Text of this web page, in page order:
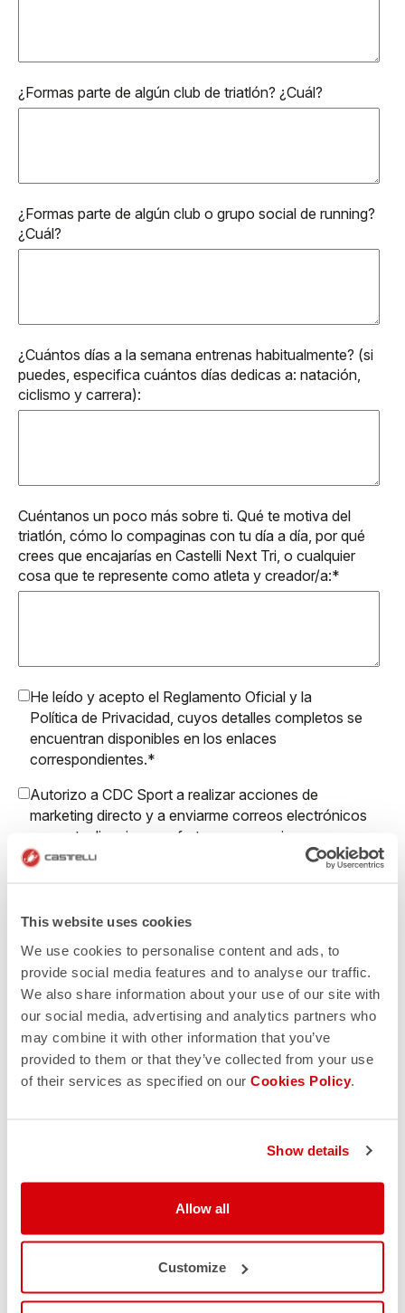
This website uses cookies
We use cookies to personalise content and ads, to
provide social media features and to analyse our traffic.
We also share information about your use of our site with
our social media, advertising and analytics partners who
may combine it with other information that you’ve
provided to them or that they’ve collected from your use
of their services as specified on our Cookies Policy.
Show details
Allow all
Customize
¿Formas parte de algún club de triatlón? ¿Cuál?
¿Formas parte de algún club o grupo social de running?
¿Cuál?
¿Cuántos días a la semana entrenas habitualmente? (si
puedes, especifica cuántos días dedicas a: natación,
ciclismo y carrera):
Cuéntanos un poco más sobre ti. Qué te motiva del
triatlón, cómo lo compaginas con tu día a día, por qué
crees que encajarías en Castelli Next Tri, o cualquier
cosa que te represente como atleta y creador/a:*
He leído y acepto el Reglamento Oficial y la
Política de Privacidad, cuyos detalles completos se
encuentran disponibles en los enlaces
correspondientes.*
Autorizo a CDC Sport a realizar acciones de
marketing directo y a enviarme correos electrónicos
con actualizaciones, ofertas y promociones
reservadas a clientes.
de marketing directo y a enviarme correos
promociones reservadas a clientes. Puedes darte de
baja de estas comunicaciones en cualquier momento.
Para obtener más información sobre cómo darte de
baja, nuestras prácticas de privacidad y cómo nos
comprometemos a proteger y respetar tu privacidad,
consulta nuestraPolítica de privacidad.